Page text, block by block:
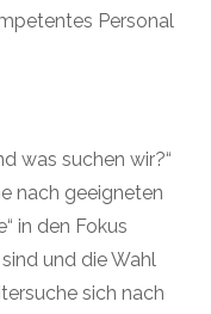
Personal
was suchen wir?“
nach geeigneten
in den Fokus
und die Wahl
sich nach